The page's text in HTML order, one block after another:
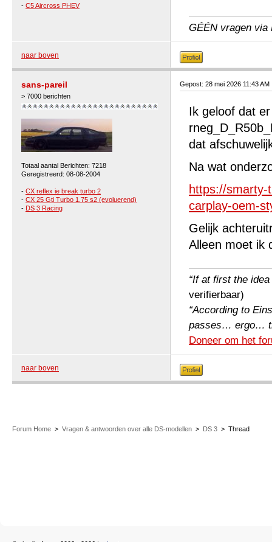
- C5 Aircross PHEV
GÉÉN vragen via
naar boven
sans-pareil
> 7000 berichten
Totaal aantal Berichten: 7218
Geregistreerd: 08-08-2004
- CX reflex ie break turbo 2
- CX 25 Gti Turbo 1.75 s2 (evoluerend)
- DS 3 Racing
Gepost: 28 mei 2026 11:43 AM
Ik geloof dat
dat
Na wat
https://smarty-
carplay-oem-
Gelijk
Alleen moet ik
“If at first the
verifierbaar)
“According to
passes… ergo…
Doneer om het
naar boven
Forum Home > Vragen & antwoorden over alle DS-modellen > DS 3 > Thread